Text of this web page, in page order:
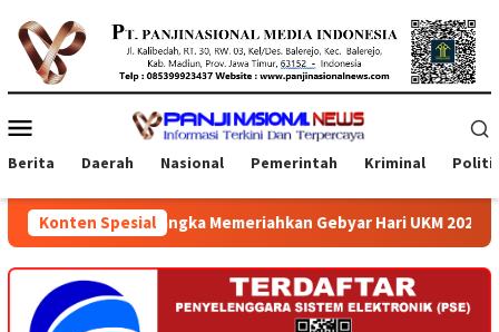
konten
Mobile
Berita Daerah Nasional Pemerintah Kriminal
Konten Spesial
Memeriahkan Gebyar Hari UKM 2026 di Atrium